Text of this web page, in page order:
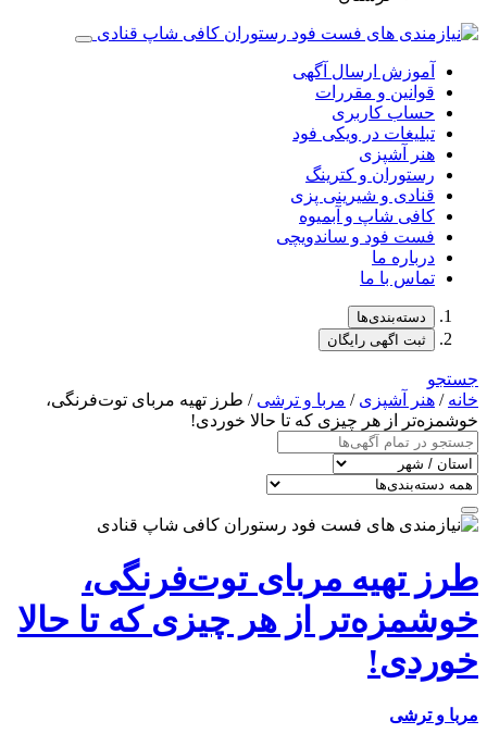
آموزش ارسال آگهی
قوانین و مقررات
حساب کاربری
تبلیغات در ویکی فود
هنر آشپزی
رستوران و کترینگ
قنادی و شیرینی پزی
کافی شاپ و آبمیوه
فست فود و ساندویچی
درباره ما
تماس با ما
دسته‌بندی‌ها
ثبت اگهی رایگان
جستجو
خانه / هنر آشپزی / مربا و ترشی / طرز تهیه مربای توت‌فرنگی،
خوشمزه‌تر از هر چیزی که تا حالا خوردی!
طرز تهیه مربای توت‌فرنگی،
خوشمزه‌تر از هر چیزی که تا حالا
خوردی!
مربا و ترشی